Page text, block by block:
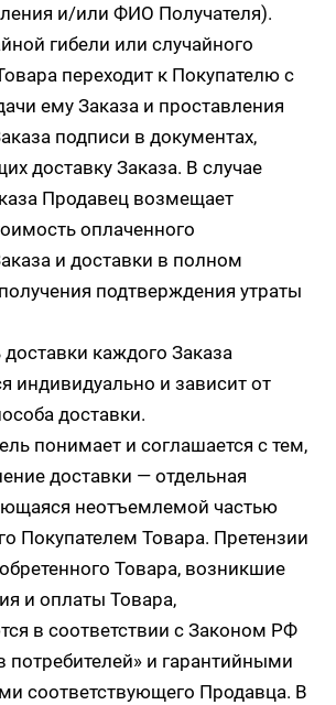
и/или ФИО Получателя).
гибели или случайного
переходит к Покупателю с
ему Заказа и проставления
подписи в документах,
доставку Заказа. В случае
Продавец возмещает
оплаченного
и доставки в полном
подтверждения утраты
каждого Заказа
индивидуально и зависит от
доставки.
понимает и соглашается с тем,
доставки — отдельная
неотъемлемой частью
Покупателем Товара. Претензии
Товара, возникшие
и оплаты Товара,
в соответствии с Законом РФ
потребителей» и гарантийными
соответствующего Продавца. В